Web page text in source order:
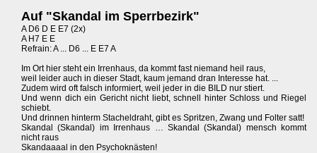
Auf "Skandal im Sperrbezirk"
A D6 D E E7 (2x)
A H7 E E
Refrain: A ... D6 ... E E7 A
Im Ort hier steht ein Irrenhaus, da kommt fast niemand heil raus,
weil leider auch in dieser Stadt, kaum jemand dran Interesse hat. ...
Zudem wird oft falsch informiert, weil jeder in die BILD nur stiert.
Und wenn dich ein Gericht nicht liebt, schnell hinter Schloss und Riegel
schiebt.
Und drinnen hinterm Stacheldraht, gibt es Spritzen, Zwang und Folter satt!
Skandal (Skandal) im Irrenhaus … Skandal (Skandal) mensch kommt
nicht raus
Skandaaaal in den Psychoknästen!